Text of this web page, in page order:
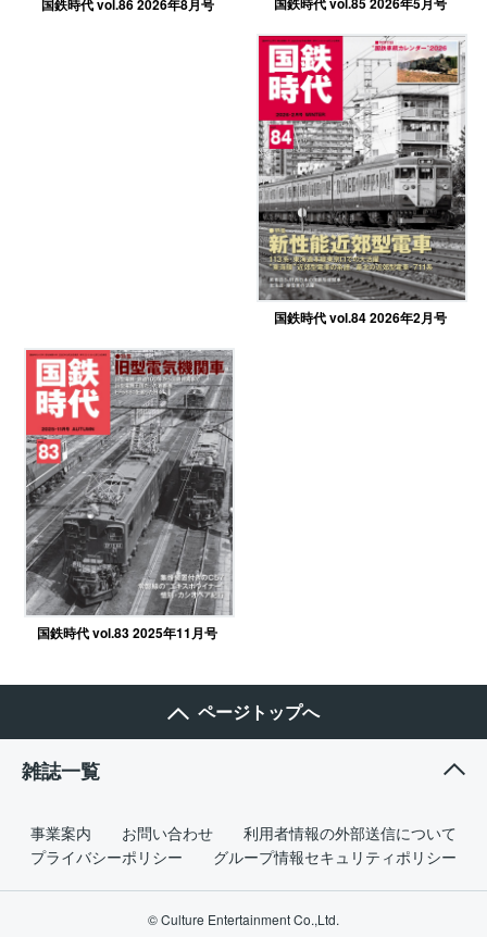
国鉄時代 vol.86 2026年8月号
国鉄時代 vol.84 2026年2月号
国鉄時代 vol.83 2025年11月号
ページトップへ
雑誌一覧
事業案内 お問い合わせ
利用者情報の外部送信について
プライバシーポリシー
グループ情報セキュリティポリシー
© Culture Entertainment Co.,Ltd.